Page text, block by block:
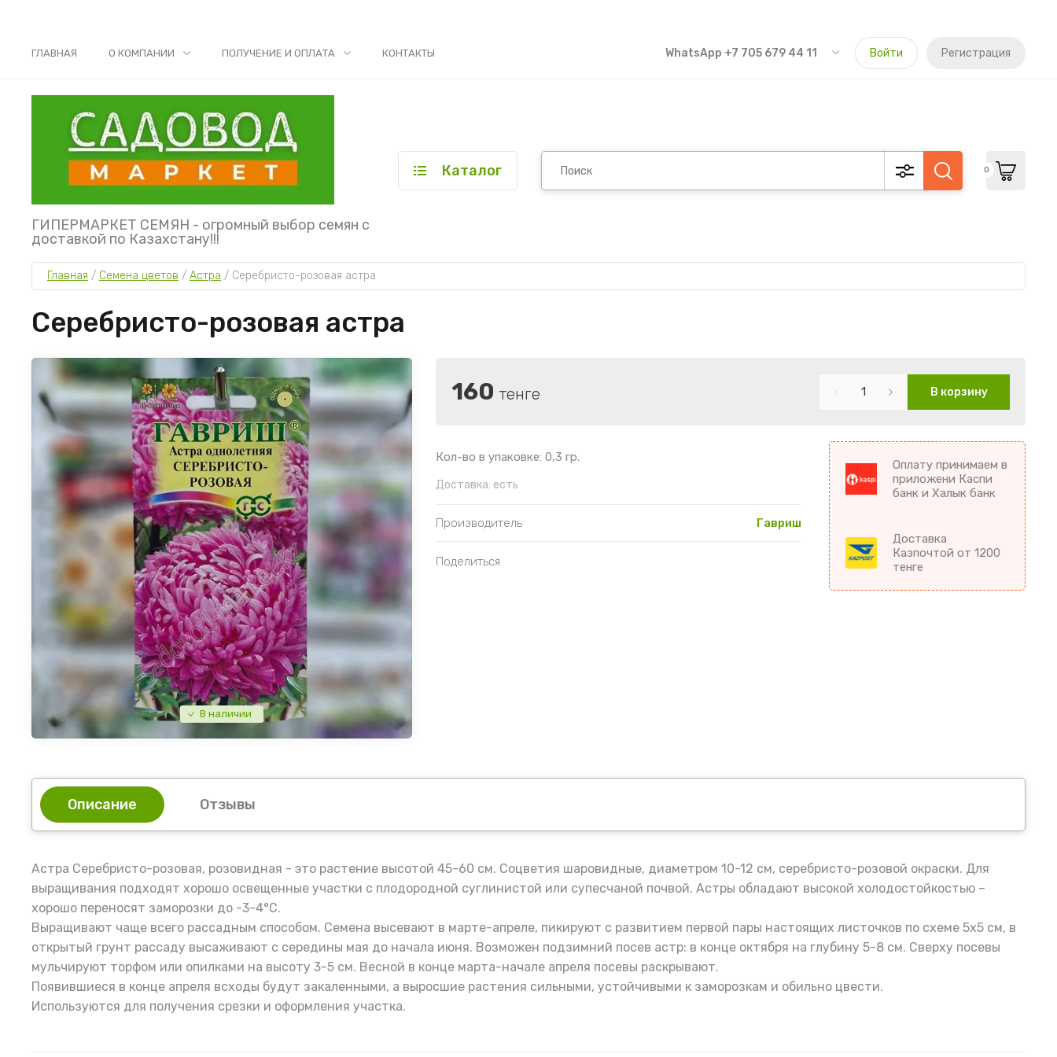
ГЛАВНАЯ О КОМПАНИИ ПОЛУЧЕНИЕ И ОПЛАТА КОНТАКТЫ WhatsApp +7 705 679 44 11 Войти Регистрация
ГИПЕРМАРКЕТ СЕМЯН - огромный выбор семян с
доставкой по Казахстану!!!
Каталог 0
Главная / Семена цветов / Астра / Серебристо-розовая астра
Серебристо-розовая астра
В наличии
160 тенге В корзину
Кол-во в упаковке: 0,3 гр.
Доставка: есть
Производитель Гавриш
Поделиться
Оплату принимаем в
приложени Каспи
банк и Халык банк
Доставка
Казпочтой от 1200
тенге
Описание Отзывы
Астра Серебристо-розовая, розовидная - это растение высотой 45-60 см. Соцветия шаровидные, диаметром 10-12 см, серебристо-розовой окраски. Для
выращивания подходят хорошо освещенные участки с плодородной суглинистой или супесчаной почвой. Астры обладают высокой холодостойкостью –
хорошо переносят заморозки до -3-4°C.
Выращивают чаще всего рассадным способом. Семена высевают в марте-апреле, пикируют с развитием первой пары настоящих листочков по схеме 5х5 см, в
открытый грунт рассаду высаживают с середины мая до начала июня. Возможен подзимний посев астр: в конце октября на глубину 5-8 см. Сверху посевы
мульчируют торфом или опилками на высоту 3-5 см. Весной в конце марта-начале апреля посевы раскрывают.
Появившиеся в конце апреля всходы будут закаленными, а выросшие растения сильными, устойчивыми к заморозкам и обильно цвести.
Используются для получения срезки и оформления участка.